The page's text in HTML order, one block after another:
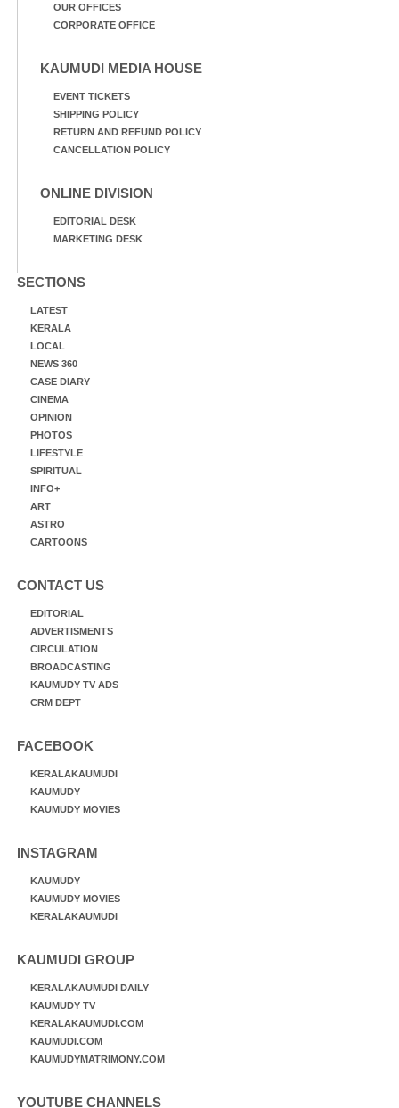
OUR OFFICES
CORPORATE OFFICE
KAUMUDI MEDIA HOUSE
EVENT TICKETS
SHIPPING POLICY
RETURN AND REFUND POLICY
CANCELLATION POLICY
ONLINE DIVISION
EDITORIAL DESK
MARKETING DESK
SECTIONS
LATEST
KERALA
LOCAL
NEWS 360
CASE DIARY
CINEMA
OPINION
PHOTOS
LIFESTYLE
SPIRITUAL
INFO+
ART
ASTRO
CARTOONS
CONTACT US
EDITORIAL
ADVERTISMENTS
CIRCULATION
BROADCASTING
KAUMUDY TV ADS
CRM DEPT
FACEBOOK
KERALAKAUMUDI
KAUMUDY
KAUMUDY MOVIES
INSTAGRAM
KAUMUDY
KAUMUDY MOVIES
KERALAKAUMUDI
KAUMUDI GROUP
KERALAKAUMUDI DAILY
KAUMUDY TV
KERALAKAUMUDI.COM
KAUMUDI.COM
KAUMUDYMATRIMONY.COM
YOUTUBE CHANNELS